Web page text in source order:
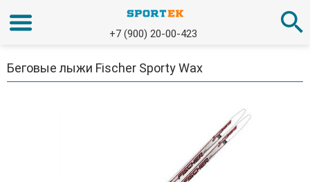
+7 (900) 20-00-423
Беговые лыжи Fischer Sporty Wax